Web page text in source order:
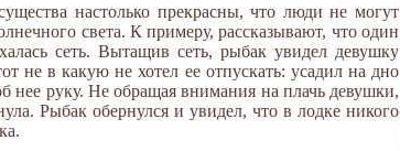
настолько прекрасны, что люди не могут
света. К примеру, рассказывают, что один
сеть. Вытащив сеть, рыбак увидел девушку
не в какую не хотел ее отпускать: усадил на дно
руку. Не обращая внимания на плачь девушки,
Рыбак обернулся и увидел, что в лодке никого